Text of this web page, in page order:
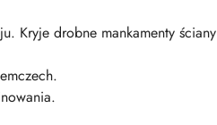
Kryje drobne mankamenty ściany